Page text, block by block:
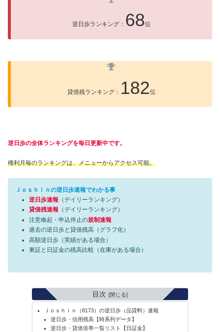
逆日歩ランキング： 68位
貸借残ランキング： 182位
逆日歩の全体ランキングを毎日更新中です。
権利月毎のランキングは、メニューからアクセス可能。
Ｊｏｓｈｉｎの逆日歩速報でわかる事
逆日歩速報 （デイリーランキング）
貸借残速報 （デイリーランキング）
注意喚起・申込停止の規制速報
過去の逆日歩と貸借残高（グラフ化）
高額逆日歩（実績がある場合）
東証と日証金の残高比較（在庫がある場合）
目次
Ｊｏｓｈｉｎ（8173）の逆日歩（品貸料）速報
逆日歩・信用残高【時系列データ】
逆日歩・貸借倍率一覧リスト【日証金】